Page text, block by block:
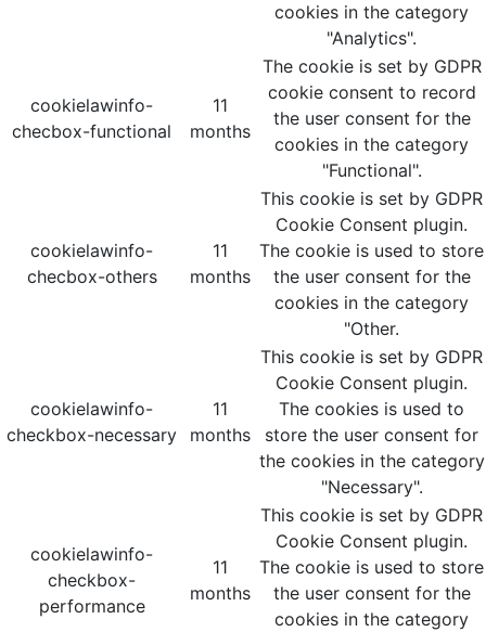
cookies in the category
"Analytics".
cookielawinfo-
checbox-functional
11
months
The cookie is set by GDPR
cookie consent to record
the user consent for the
cookies in the category
"Functional".
cookielawinfo-
checbox-others
11
months
This cookie is set by GDPR
Cookie Consent plugin.
The cookie is used to store
the user consent for the
cookies in the category
"Other.
cookielawinfo-
checkbox-necessary
11
months
This cookie is set by GDPR
Cookie Consent plugin.
The cookies is used to
store the user consent for
the cookies in the category
"Necessary".
cookielawinfo-
checkbox-
performance
11
months
This cookie is set by GDPR
Cookie Consent plugin.
The cookie is used to store
the user consent for the
cookies in the category